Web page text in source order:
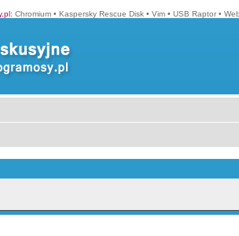
: Chromium • Kaspersky Rescue Disk • Vim • USB Raptor •